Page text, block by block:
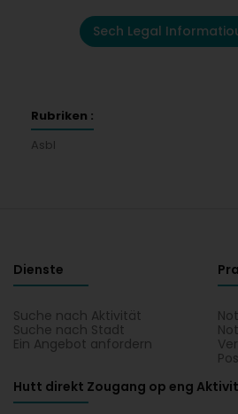
Sech Legal
Rubriken :
Asbl
Dienste
Suche nach Aktivität
Suche nach Stadt
Ein Angebot anfordern
Hutt direkt Zougang op eng